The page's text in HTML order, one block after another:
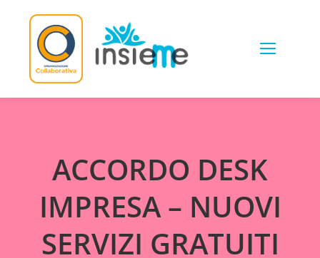
content
ACCORDO DESK
IMPRESA – NUOVI
SERVIZI GRATUITI